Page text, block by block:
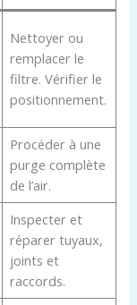
Nettoyer ou
remplacer le
filtre. Vérifier le
positionnement.
Procéder à une
purge complète
de l’air.
Inspecter et
réparer tuyaux,
joints et
raccords.